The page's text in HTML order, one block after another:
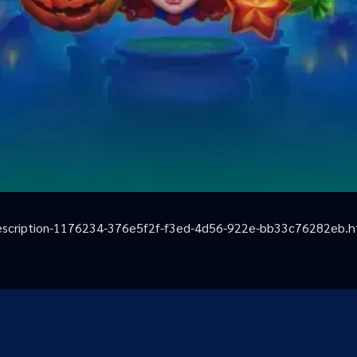
1176234-376e5f2f-f3ed-4d56-922e-